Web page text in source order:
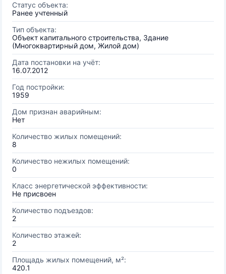
Статус объекта:
Ранее учтенный
Тип объекта:
Объект капитального строительства, Здание
(Многоквартирный дом, Жилой дом)
Дата постановки на учёт:
16.07.2012
Год постройки:
1959
Дом признан аварийным:
Нет
Количество жилых помещений:
8
Количество нежилых помещений:
0
Класс энергетической эффективности:
Не присвоен
Количество подъездов:
2
Количество этажей:
2
Площадь жилых помещений, м²:
420.1